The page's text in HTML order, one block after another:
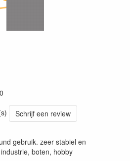
Schrijf een review
gebruik. zeer stabiel en
boten, hobby